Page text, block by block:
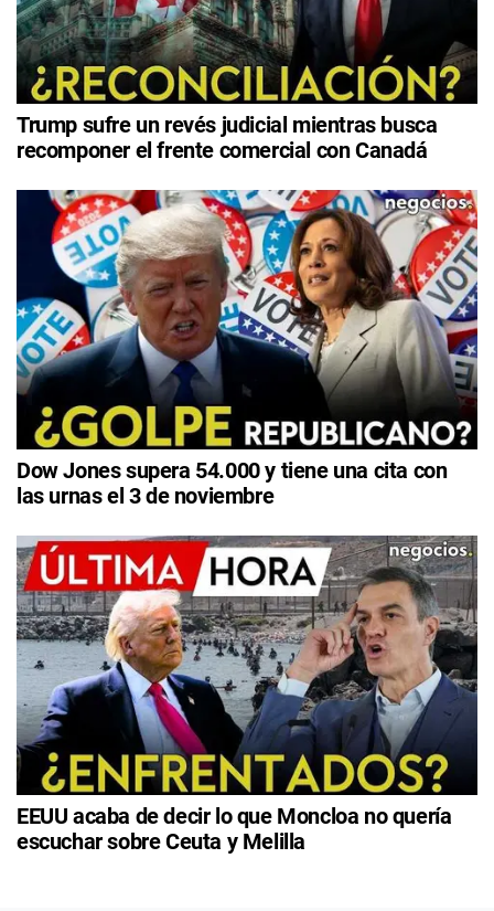
Trump sufre un revés judicial mientras busca
recomponer el frente comercial con Canadá
Dow Jones supera 54.000 y tiene una cita con
las urnas el 3 de noviembre
EEUU acaba de decir lo que Moncloa no quería
escuchar sobre Ceuta y Melilla